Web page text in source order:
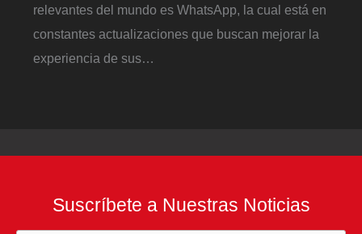
relevantes del mundo es WhatsApp, la cual está en
constantes actualizaciones que buscan mejorar la
experiencia de sus…
Suscríbete a Nuestras Noticias